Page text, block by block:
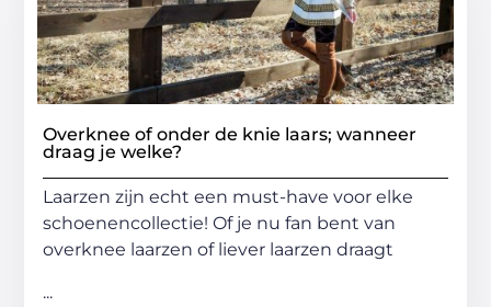
Overknee of onder de knie laars; wanneer
draag je welke?
Laarzen zijn echt een must-have voor elke
schoenencollectie! Of je nu fan bent van
overknee laarzen of liever laarzen draagt
...